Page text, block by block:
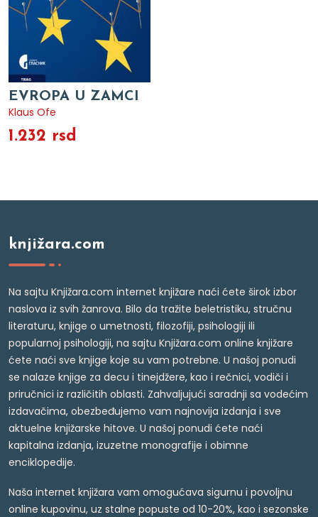
EVROPA U ZAMCI
Klaus Ofe
1.232 rsd
knjižara.com
Na sajtu Knjižara.com internet knjižare naći ćete širok izbor
naslova iz svih žanrova. Bilo da tražite beletristiku, stručnu
literaturu, knjige o umetnosti, filozofiji, psihologiji ili
popularnoj psihologiji, na sajtu Knjižara.com online knjižare
ćete naći sve knjige koje su vam potrebne. U našoj ponudi
se nalaze knjige za decu i tinejdžere, kao i rečnici, vodiči i
priručnici iz različitih oblasti. Zahvaljujući saradnji sa vodećim
izdavačima, obezbeđujemo vam najnovija izdanja i sve
aktuelne knjižarske hitove. U našoj ponudi ćete naći
kapitalna izdanja, izuzetne monografije i obimne
enciklopedije.
Naša internet knjižara vam omogućava sigurnu i povoljnu
online kupovinu, uz stalne popuste od 10-20%, kao i sezonske